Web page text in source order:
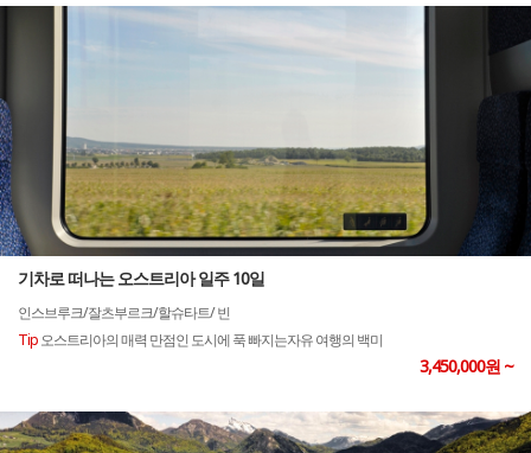
기차로 떠나는 오스트리아 일주 10일
인스브루크/잘츠부르크/할슈타트/ 빈
Tip오스트리아의 매력 만점인 도시에 푹 빠지는자유 여행의 백미
3,450,000원 ~